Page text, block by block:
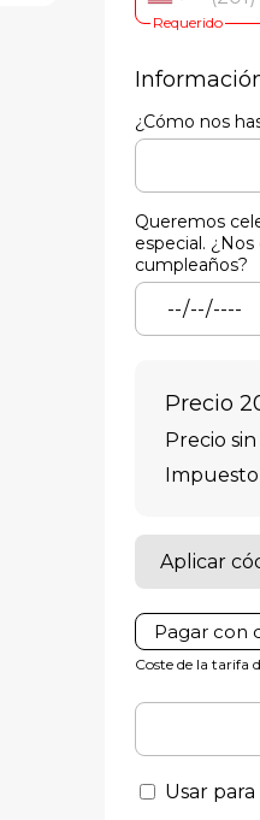
Requerido
¿Cómo nos
Queremos
especial.
cumpleaños?
Precio
Precio
Impuesto
Aplicar
Pagar con
Coste de la tarifa
Usar